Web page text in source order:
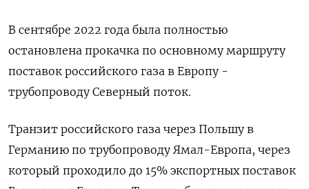
В сентябре 2022 года была полностью
остановлена прокачка по основному маршруту
поставок российского газа в Европу -
трубопроводу Северный поток.
Транзит российского газа через Польшу в
Германию по трубопроводу Ямал-Европа, через
который проходило до 15% экспортных поставок